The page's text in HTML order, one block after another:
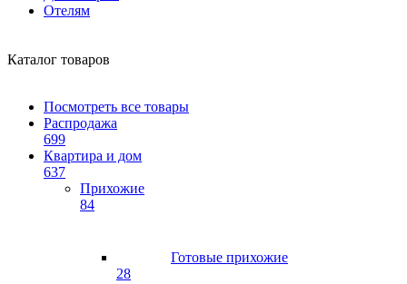
Отелям
Каталог товаров
Посмотреть все товары
Распродажа
699
Квартира и дом
637
Прихожие
84
Готовые прихожие
28